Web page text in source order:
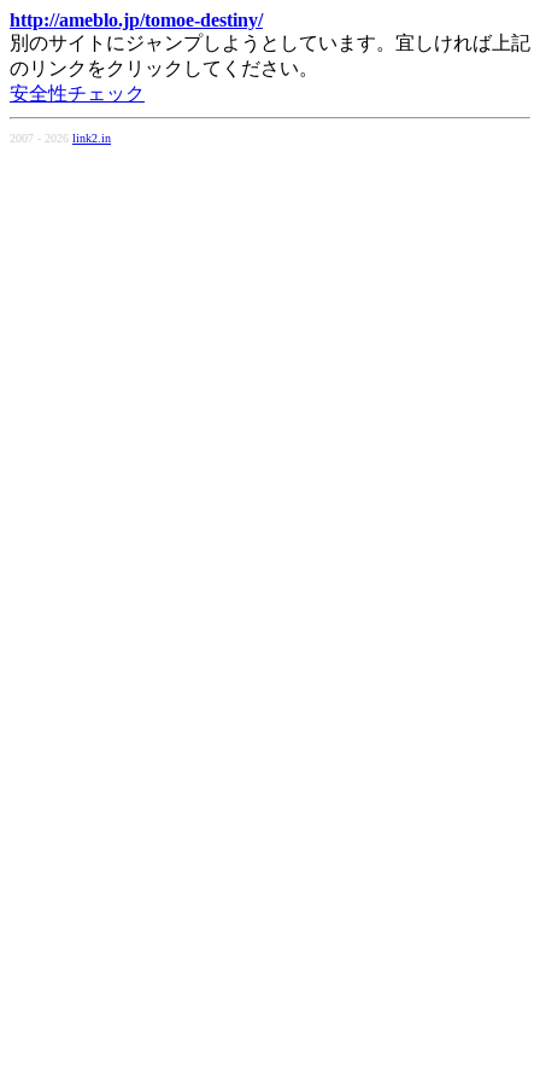
http://ameblo.jp/tomoe-destiny/
別のサイトにジャンプしようとしています。宜しければ上記
のリンクをクリックしてください。
安全性チェック
2007 - 2026 link2.in